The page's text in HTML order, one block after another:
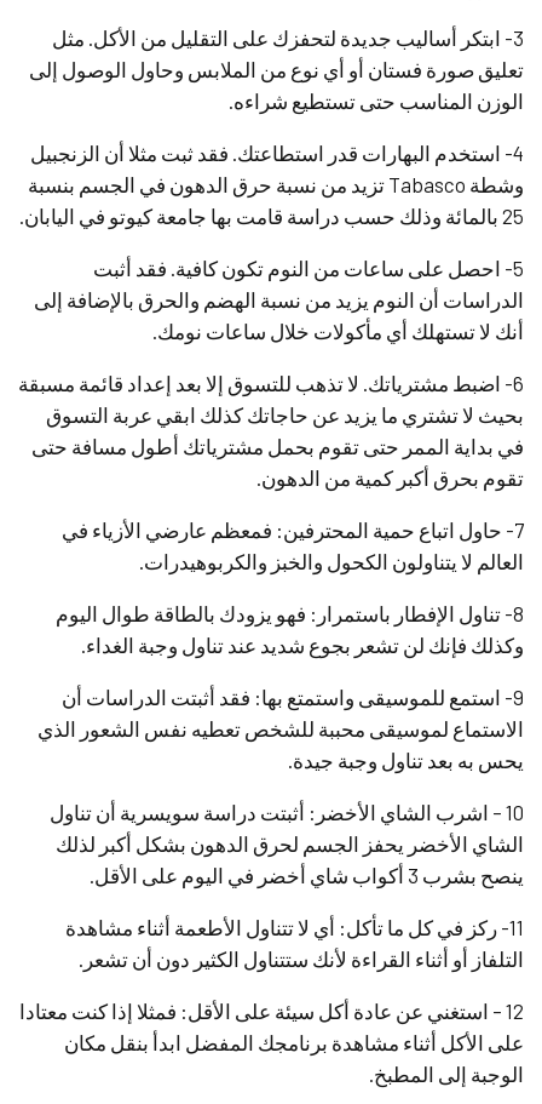
3- ابتكر أساليب جديدة لتحفزك على التقليل من الأكل. مثل
تعليق صورة فستان أو أي نوع من الملابس وحاول الوصول إلى
الوزن المناسب حتى تستطيع شراءه.
4- استخدم البهارات قدر استطاعتك. فقد ثبت مثلا أن الزنجبيل
وشطة Tabasco تزيد من نسبة حرق الدهون في الجسم بنسبة
25 بالمائة وذلك حسب دراسة قامت بها جامعة كيوتو في اليابان.
5- احصل على ساعات من النوم تكون كافية. فقد أثبت
الدراسات أن النوم يزيد من نسبة الهضم والحرق بالإضافة إلى
أنك لا تستهلك أي مأكولات خلال ساعات نومك.
6- اضبط مشترياتك. لا تذهب للتسوق إلا بعد إعداد قائمة مسبقة
بحيث لا تشتري ما يزيد عن حاجاتك كذلك ابقي عربة التسوق
في بداية الممر حتى تقوم بحمل مشترياتك أطول مسافة حتى
تقوم بحرق أكبر كمية من الدهون.
7- حاول اتباع حمية المحترفين: فمعظم عارضي الأزياء في
العالم لا يتناولون الكحول والخبز والكربوهيدرات.
8- تناول الإفطار باستمرار: فهو يزودك بالطاقة طوال اليوم
وكذلك فإنك لن تشعر بجوع شديد عند تناول وجبة الغداء.
9- استمع للموسيقى واستمتع بها: فقد أثبتت الدراسات أن
الاستماع لموسيقى محببة للشخص تعطيه نفس الشعور الذي
يحس به بعد تناول وجبة جيدة.
10 – اشرب الشاي الأخضر: أثبتت دراسة سويسرية أن تناول
الشاي الأخضر يحفز الجسم لحرق الدهون بشكل أكبر لذلك
ينصح بشرب 3 أكواب شاي أخضر في اليوم على الأقل.
11- ركز في كل ما تأكل: أي لا تتناول الأطعمة أثناء مشاهدة
التلفاز أو أثناء القراءة لأنك ستتناول الكثير دون أن تشعر.
12 – استغني عن عادة أكل سيئة على الأقل: فمثلا إذا كنت معتادا
على الأكل أثناء مشاهدة برنامجك المفضل ابدأ بنقل مكان
الوجبة إلى المطبخ.